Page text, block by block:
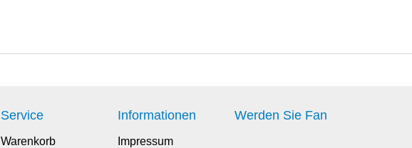
Service
Warenkorb
Informationen
Impressum
Werden Sie Fan